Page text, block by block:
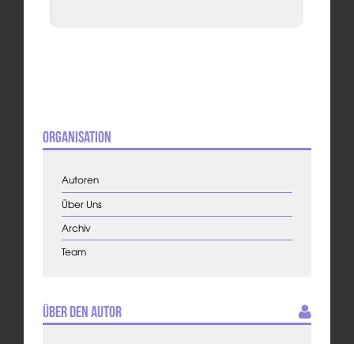
Organisation
Autoren
Über Uns
Archiv
Team
Über den Autor